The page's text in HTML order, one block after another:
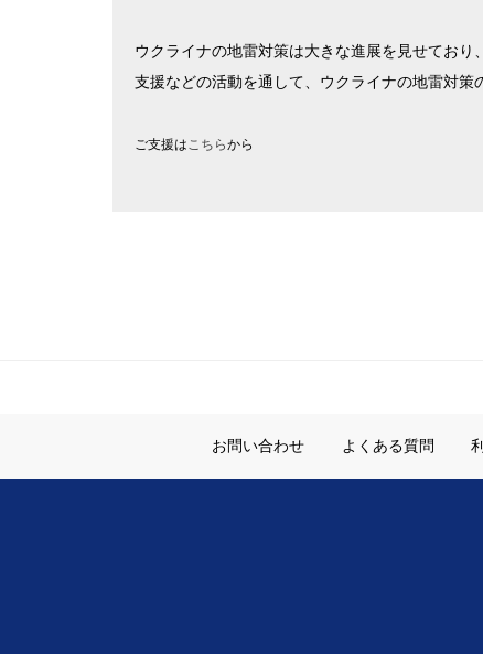
ウクライナの地雷対策は大きな進展を見せてお
支援などの活動を通して、ウクライナの地雷対策
ご支援はこちらから
お問い合わせ よくある質問